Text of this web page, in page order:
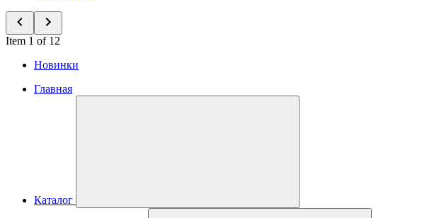
Item 1 of 12
Новинки
Главная
Каталог